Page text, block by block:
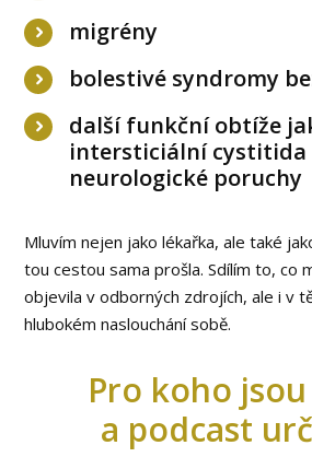
migrény
bolestivé syndromy
další funkční obtíže
intersticiální
neurologické poruchy
Mluvím nejen jako lékařka, ale také
tou cestou sama prošla. Sdílím to, co
objevila v odborných zdrojích, ale i v
hlubokém naslouchání sobě.
Pro koho
a podcast